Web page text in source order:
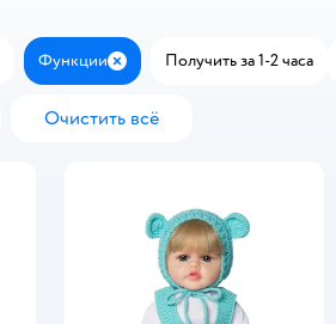
Функции ЗакрытьПолучить за 1-2 часа
Очистить всё